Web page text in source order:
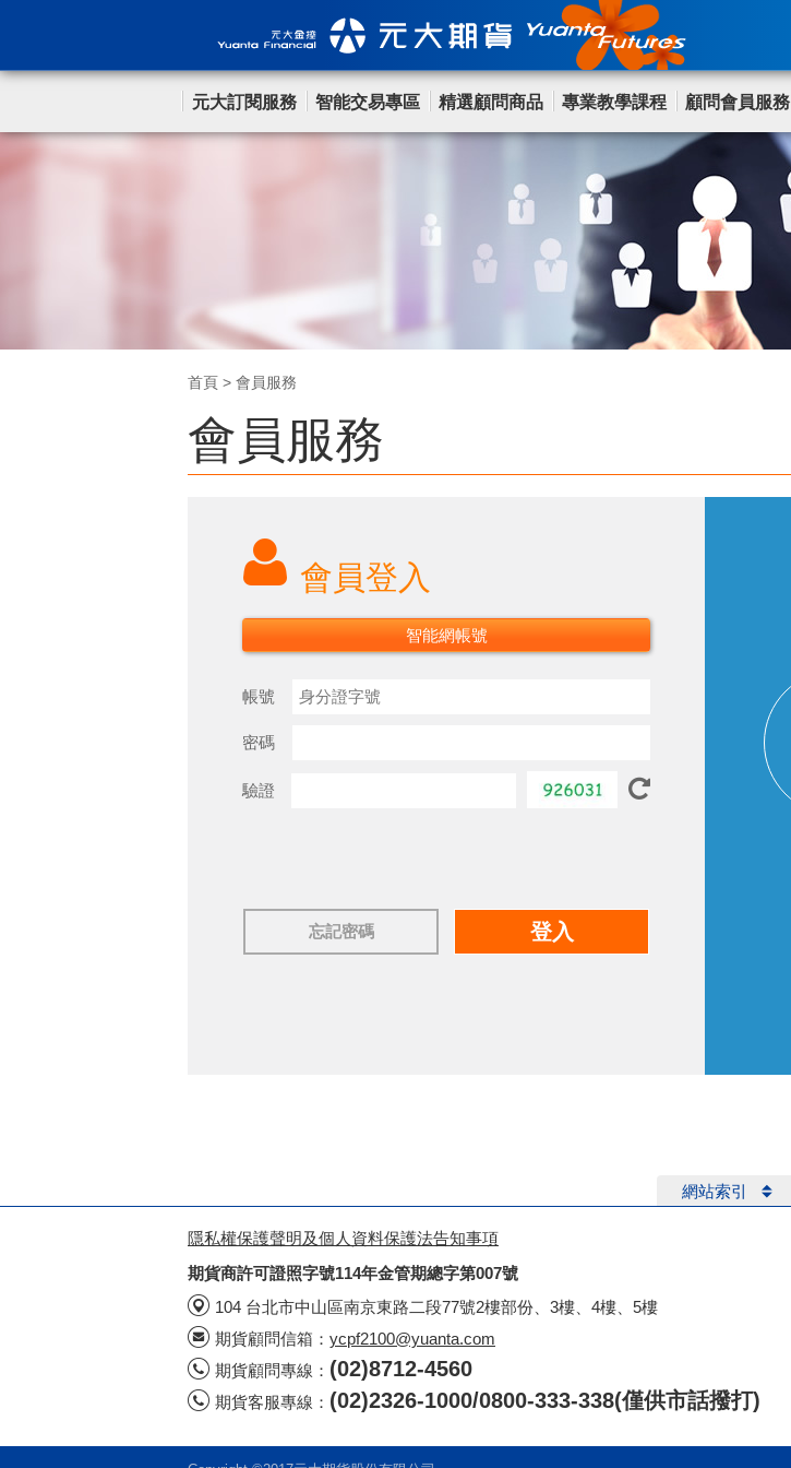
元大訂閱服務 智能交易專區 精選顧問商品 專業教學課程 顧問會員服務
首頁 > 會員服務
會員服務
會員登入
智能網帳號
帳號
密碼
驗證
忘記密碼
網站索引
隱私權保護聲明及個人資料保護法告知事項
期貨商許可證照字號114年金管期總字第007號
104 台北市中山區南京東路二段77號2樓部份、3樓、4樓、5樓
期貨顧問信箱： ycpf2100@yuanta.com
期貨顧問專線： (02)8712-4560
期貨客服專線： (02)2326-1000/0800-333-338(僅供市話撥打)